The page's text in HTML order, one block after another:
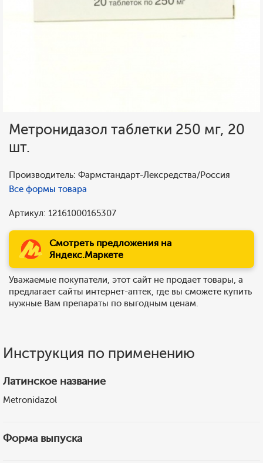
Метронидазол таблетки 250 мг, 20
шт.
Производитель: Фармстандарт-Лексредства/Россия
Все формы товара
Артикул: 12161000165307
Смотреть предложения на
Яндекс.Маркете
Уважаемые покупатели, этот сайт не продает товары, а
предлагает сайты интернет-аптек, где вы сможете купить
нужные Вам препараты по выгодным ценам.
Инструкция по применению
Латинское название
Metronidazol
Форма выпуска